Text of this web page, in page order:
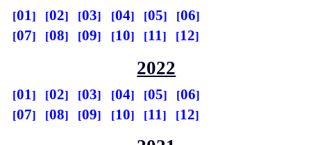
01 02 03 04 05
06
07
08 09 10 11 12
2022
01 02 03 04 05
06
07
08 09 10 11 12